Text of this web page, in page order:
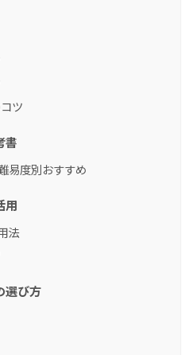
ツ
書
易度別おすすめ
用
法
選び方